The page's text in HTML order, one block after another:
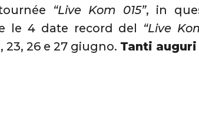
“Live Kom 015”, in
le 4 date record del “Live
23, 26 e 27 giugno. Tanti auguri